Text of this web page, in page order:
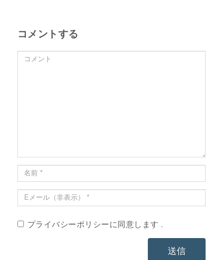
コメントする
プライバシーポリシーに同意します .
送信